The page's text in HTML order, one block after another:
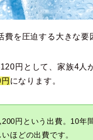
を圧迫する大きな要
円として、家族4人
になります。
円という出費。10年
ほどの出費です。